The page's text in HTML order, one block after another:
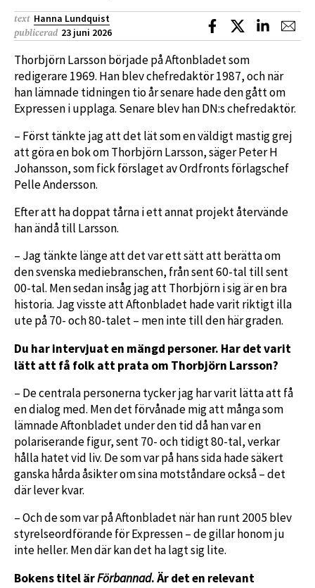
text Hanna Lundquist
publicerad 23 juni 2026
Dela på Facebook
Dela på XDela på
Thorbjörn Larsson började på Aftonbladet som
redigerare 1969. Han blev chefredaktör 1987, och när
han lämnade tidningen tio år senare hade den gått om
Expressen i upplaga. Senare blev han DN:s chefredaktör.
– Först tänkte jag att det lät som en väldigt mastig grej
att göra en bok om Thorbjörn Larsson, säger Peter H
Johansson, som fick förslaget av Ordfronts förlagschef
Pelle Andersson.
Efter att ha doppat tårna i ett annat projekt återvände
han ändå till Larsson.
– Jag tänkte länge att det var ett sätt att berätta om
den svenska mediebranschen, från sent 60-tal till sent
00-tal. Men sedan insåg jag att Thorbjörn i sig är en bra
historia. Jag visste att Aftonbladet hade varit riktigt illa
ute på 70- och 80-talet – men inte till den här graden.
Du har intervjuat en mängd personer. Har det varit
lätt att få folk att prata om Thorbjörn Larsson?
– De centrala personerna tycker jag har varit lätta att få
en dialog med. Men det förvånade mig att många som
lämnade Aftonbladet under den tid då han var en
polariserande figur, sent 70- och tidigt 80-tal, verkar
hålla hatet vid liv. De som var på hans sida hade säkert
ganska hårda åsikter om sina motståndare också – det
där lever kvar.
– Och de som var på Aftonbladet när han runt 2005 blev
styrelseordförande för Expressen – de gillar honom ju
inte heller. Men där kan det ha lagt sig lite.
Bokens titel ärFörbannad. Är det en relevant